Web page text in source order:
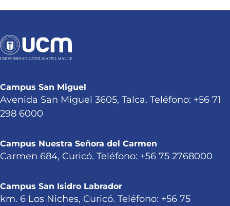
Campus San Miguel
Avenida San Miguel 3605, Talca. Teléfono: +56 71
298 6000
Campus Nuestra Señora del Carmen
Carmen 684, Curicó. Teléfono: +56 75 2768000
Campus San Isidro Labrador
km. 6 Los Niches, Curicó. Teléfono: +56 75